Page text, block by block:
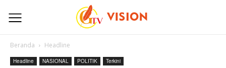
Beranda Headline
Headline NASIONAL POLITIK Terkini